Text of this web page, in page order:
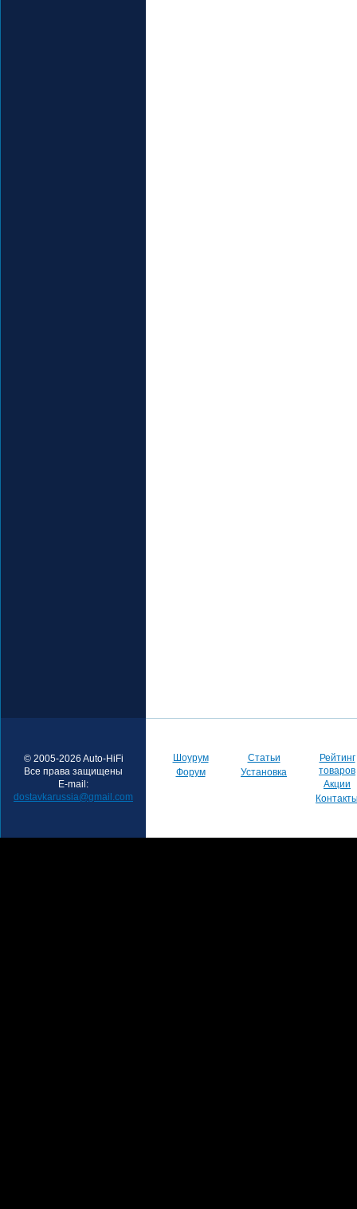
© 2005-2026 Auto-HiFi
Все права защищены
E-mail:
dostavkarussia@gmail.com
Шоурум
Форум
Статьи
Установка
Рейтинг
товаров
Акции